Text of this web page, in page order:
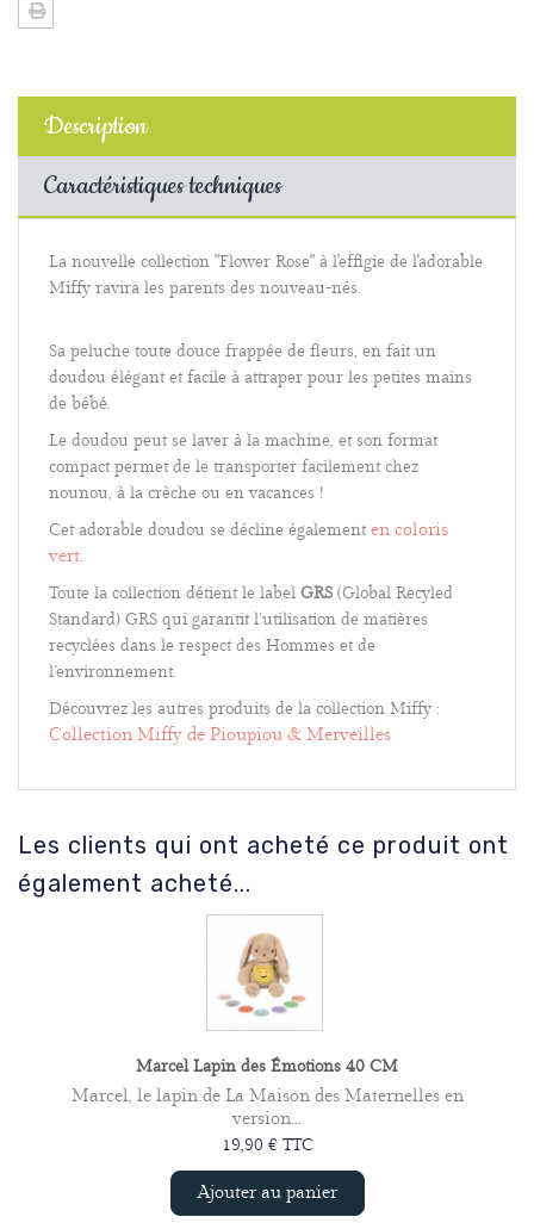
Description
Caractéristiques techniques
La nouvelle collection "Flower Rose" à l'effigie de l'adorable
Miffy ravira les parents des nouveau-nés.
Sa peluche toute douce frappée de fleurs, en fait un
doudou élégant et facile à attraper pour les petites mains
de bébé.
Le doudou peut se laver à la machine, et son format
compact permet de le transporter facilement chez
nounou, à la crèche ou en vacances !
Cet adorable doudou se décline égalementen coloris
vert.
Toute la collection détient le label GRS (Global Recyled
Standard) GRS qui garantit l’utilisation de matières
recyclées dans le respect des Hommes et de
l’environnement.
Découvrez les autres produits de la collection Miffy :
Collection Miffy de Pioupiou & Merveilles
Les clients qui ont acheté ce produit ont
également acheté...
Marcel Lapin des Émotions 40 CM
Marcel, le lapin de La Maison des Maternelles en
version...
19,90 € TTC
Ajouter au panier